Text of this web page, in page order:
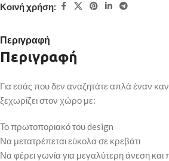
Κοινή χρήση:
Περιγραφή
Περιγραφή
Για εσάς που δεν αναζητάτε απλά έναν
ξεχωρίζει στον χώρο με:
Το πρωτοποριακό του design
Να μετατρέπεται εύκολα σε κρεβάτι
Να φέρει γωνία για μεγαλύτερη άνεση